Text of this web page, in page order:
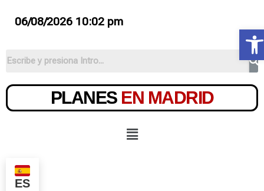
06/08/2026 10:02 pm
PLANES EN MADRID
ES